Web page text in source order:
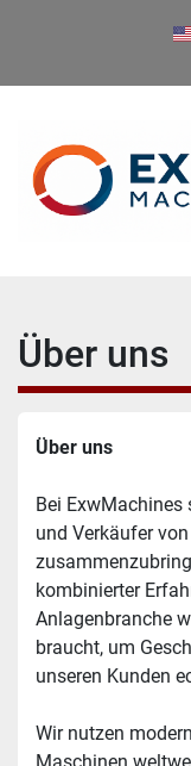
Über uns
Über uns
Bei
und Verkäufer
kombinierter
Anlagenbranche
braucht, um
unseren Kunden
Wir nutzen